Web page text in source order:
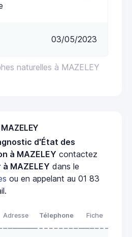
naturelles à MAZELEY
03/05/2023
d'État des
à MAZELEY contactez
MAZELEY dans le
ou en appelant au 01 83
Adresse Télephone Fiche